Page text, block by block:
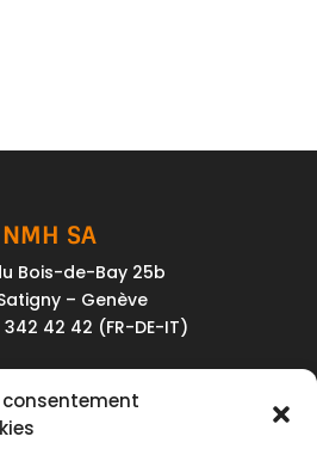
consentement
NMH SA
Bois-de-Bay 25b
– Genève
342 42 42 (FR-DE-IT)
client
générales de vente